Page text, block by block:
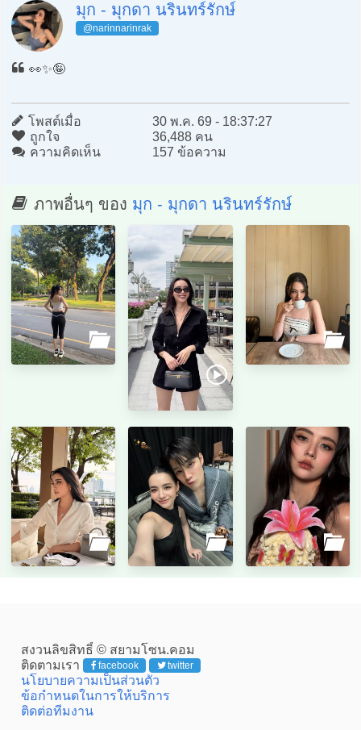
มุก - มุกดา นรินทร์รักษ์
@narinnarinrak
👀✨🤪
โพสต์เมื่อ
30 พ.ค. 69 - 18:37:27
ถูกใจ
36,488 คน
ความคิดเห็น
157 ข้อความ
ภาพอื่นๆ ของ มุก - มุกดา นรินทร์รักษ์
สงวนลิขสิทธิ์ © สยามโซน.คอม
ติดตามเรา
facebook twitter
นโยบายความเป็นส่วนตัว
ข้อกำหนดในการให้บริการ
ติดต่อทีมงาน